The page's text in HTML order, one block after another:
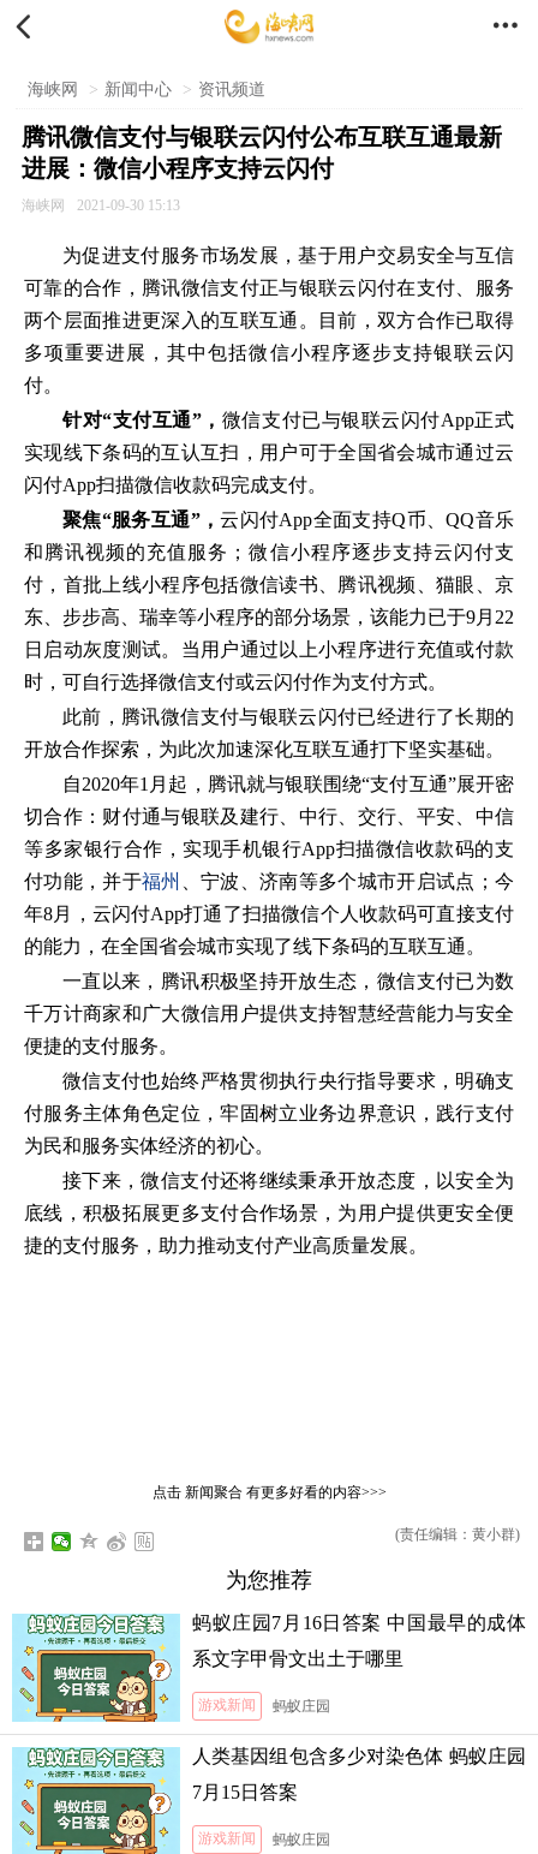
 
海峡网 > 新闻中心 > 资讯频道
腾讯微信支付与银联云闪付公布互联互通最新
进展：微信小程序支持云闪付
海峡网 2021-09-30 15:13
为促进支付服务市场发展，基于用户交易安全与互信
可靠的合作，腾讯微信支付正与银联云闪付在支付、服务
两个层面推进更深入的互联互通。目前，双方合作已取得
多项重要进展，其中包括微信小程序逐步支持银联云闪
付。
针对“支付互通”， 微信支付已与银联云闪付App正式
实现线下条码的互认互扫，用户可于全国省会城市通过云
闪付App扫描微信收款码完成支付。
聚焦“服务互通”，云闪付App全面支持Q币、QQ音乐
和腾讯视频的充值服务；微信小程序逐步支持云闪付支
付，首批上线小程序包括微信读书、腾讯视频、猫眼、京
东、步步高、瑞幸等小程序的部分场景，该能力已于9月22
日启动灰度测试。当用户通过以上小程序进行充值或付款
时，可自行选择微信支付或云闪付作为支付方式。
此前，腾讯微信支付与银联云闪付已经进行了长期的
开放合作探索，为此次加速深化互联互通打下坚实基础。
自2020年1月起，腾讯就与银联围绕“支付互通”展开密
切合作：财付通与银联及建行、中行、交行、平安、中信
等多家银行合作，实现手机银行App扫描微信收款码的支
付功能，并于福州
、宁波、济南等多个城市开启试点；今
年8月，云闪付App打通了扫描微信个人收款码可直接支付
的能力，在全国省会城市实现了线下条码的互联互通。
一直以来，腾讯积极坚持开放生态，微信支付已为数
千万计商家和广大微信用户提供支持智慧经营能力与安全
便捷的支付服务。
微信支付也始终严格贯彻执行央行指导要求，明确支
付服务主体角色定位，牢固树立业务边界意识，践行支付
为民和服务实体经济的初心。
接下来，微信支付还将继续秉承开放态度，以安全为
底线，积极拓展更多支付合作场景，为用户提供更安全便
捷的支付服务，助力推动支付产业高质量发展。
点击 新闻聚合有更多好看的内容>>>
(责任编辑：黄小群)
为您推荐
蚂蚁庄园7月16日答案 中国最早的成体
系文字甲骨文出土于哪里
游戏新闻 蚂蚁庄园
人类基因组包含多少对染色体 蚂蚁庄园
7月15日答案
游戏新闻 蚂蚁庄园